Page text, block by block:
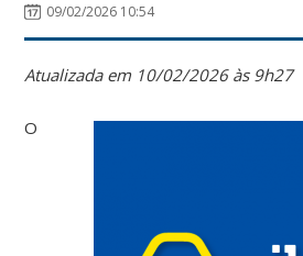
09/02/2026 10:54
Atualizada em 10/02/2026 às 9h27
O